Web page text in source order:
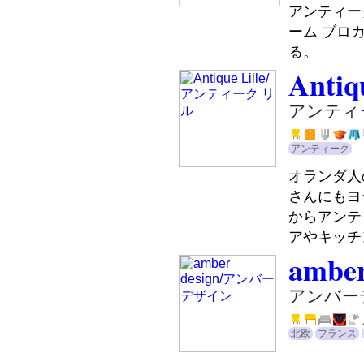
アンティ
ーム ブロ
る。
アンテ
アンティーク
オランダ
さんにも
からアン
アやキッ
アンバ
北欧 フランス